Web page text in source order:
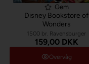
Gem
Disney Bookstore of
Wonders
1500 br. Ravensburger
159,00 DKK
Overvåg